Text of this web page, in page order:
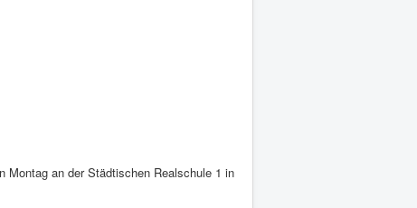
Montag an der Städtischen Realschule 1 in